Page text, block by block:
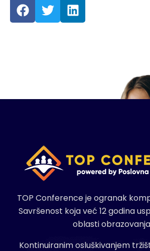
TOP Conference je ogranak
Savršenost koja već 12 godina
oblasti
Kontinuiranim osluškivanjem